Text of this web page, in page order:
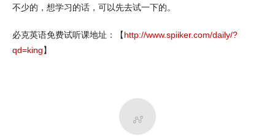
不少的，想学习的话，可以先去试一下的。
必克英语免费试听课地址：【http://www.spiiker.com/daily/?
qd=king】
